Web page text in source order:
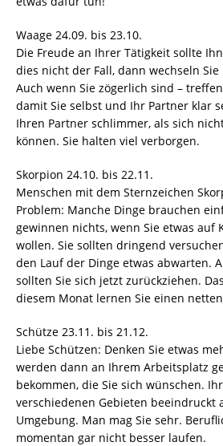
Waage 24.09. bis 23.10.
Die Freude an Ihrer Tätigkeit sollte
dies nicht der Fall, dann wechseln
Auch wenn Sie zögerlich sind –
damit Sie selbst und Ihr Partner klar
Ihren Partner schlimmer, als sich
können. Sie halten viel verborgen.
Skorpion 24.10. bis 22.11.
Menschen mit dem Sternzeichen
Problem: Manche Dinge brauchen
gewinnen nichts, wenn Sie etwas auf
wollen. Sie sollten dringend
den Lauf der Dinge etwas abwarten.
sollten Sie sich jetzt zurückziehen.
diesem Monat lernen Sie einen
Schütze 23.11. bis 21.12.
Liebe Schützen: Denken Sie etwas
werden dann an Ihrem Arbeitsplatz
bekommen, die Sie sich wünschen.
verschiedenen Gebieten beeindruckt
Umgebung. Man mag Sie sehr.
momentan gar nicht besser laufen.